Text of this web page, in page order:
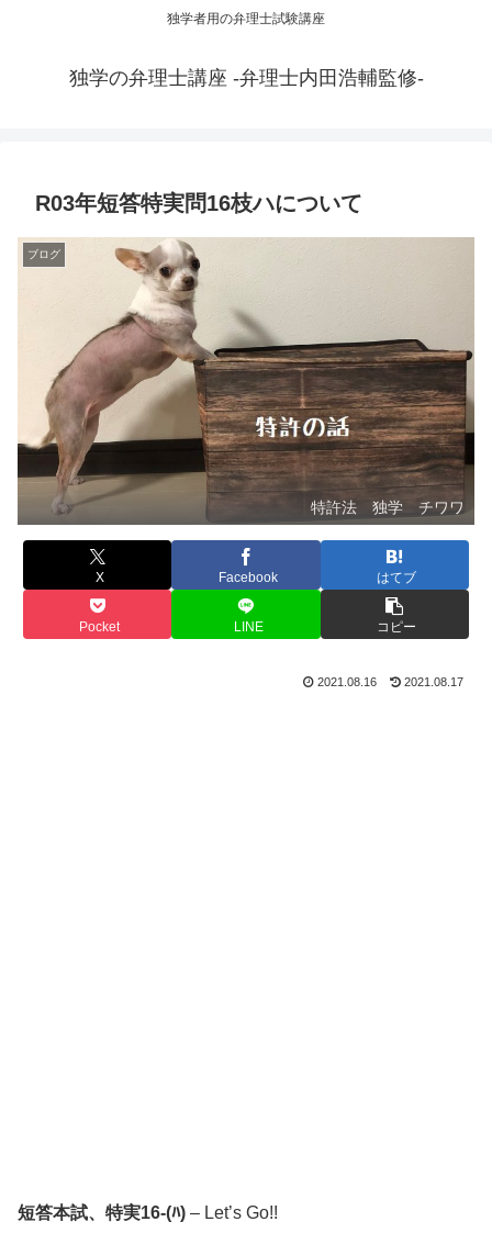
独学者用の弁理士試験講座
独学の弁理士講座 -弁理士内田浩輔監修-
R03年短答特実問16枝ハについて
ブログ
特許法 独学 チワワ
X Facebook はてブ
Pocket LINE コピー
2021.08.16 2021.08.17
短答本試、特実16-(ﾊ) – Let’s Go!!